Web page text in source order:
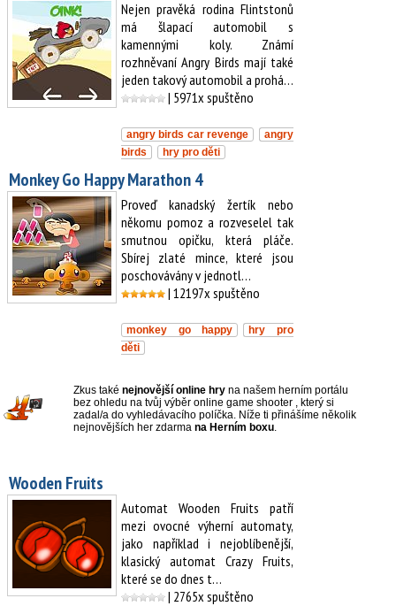
Nejen pravěká rodina Flintstonů
má šlapací automobil s
kamennými koly. Známí
rozhněvaní Angry Birds mají také
jeden takový automobil a prohá…
| 5971x spuštěno
angry birds car revenge
angry
birds
hry pro děti
Monkey Go Happy Marathon 4
Proveď kanadský žertík nebo
někomu pomoz a rozveselel tak
smutnou opičku, která pláče.
Sbírej zlaté mince, které jsou
poschovávány v jednotl…
| 12197x spuštěno
monkey go happy
hry pro
děti
Zkus také nejnovější online hry na našem herním portálu
bez ohledu na tvůj výběr online game shooter , který si
zadal/a do vyhledávacího políčka. Níže ti přinášíme několik
nejnovějších her zdarma na Herním boxu.
Wooden Fruits
Automat Wooden Fruits patří
mezi ovocné výherní automaty,
jako například i nejoblíbenější,
klasický automat Crazy Fruits,
které se do dnes t…
| 2765x spuštěno